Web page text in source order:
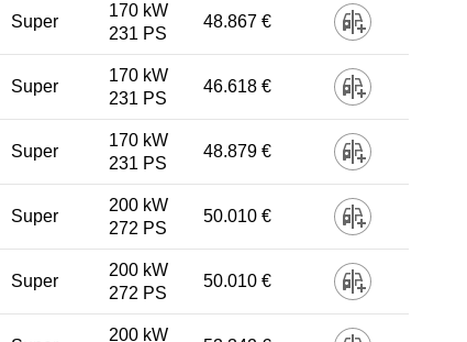
Super
170 kW
231 PS
48.867 €
Super
170 kW
231 PS
46.618 €
Super
170 kW
231 PS
48.879 €
Super
200 kW
272 PS
50.010 €
Super
200 kW
272 PS
50.010 €
200 kW